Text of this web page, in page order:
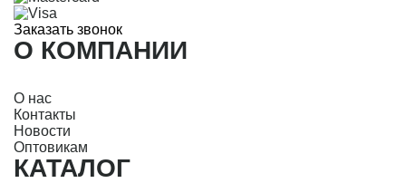
Заказать звонок
О КОМПАНИИ
О нас
Контакты
Новости
Оптовикам
КАТАЛОГ